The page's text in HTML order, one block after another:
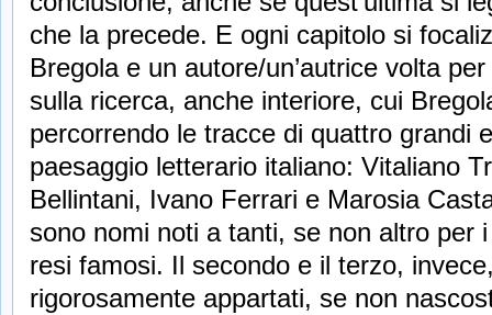
che la precede. E ogni capitolo si
Bregola e un autore/un’autrice volta
sulla ricerca, anche interiore, cui
percorrendo le tracce di quattro grandi
paesaggio letterario italiano: Vitaliano
Bellintani, Ivano Ferrari e Marosia
sono nomi noti a tanti, se non altro per
resi famosi. Il secondo e il terzo,
rigorosamente appartati, se non